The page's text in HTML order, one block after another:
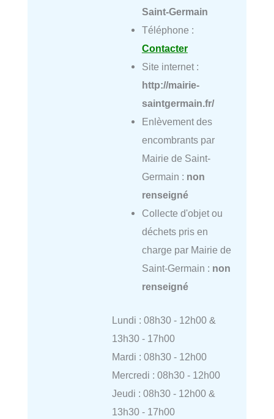
Saint-Germain
Téléphone :
Contacter
Site internet :
http://mairie-
saintgermain.fr/
Enlèvement des
encombrants par
Mairie de Saint-
Germain : non
renseigné
Collecte d'objet ou
déchets pris en
charge par Mairie de
Saint-Germain : non
renseigné
Lundi : 08h30 - 12h00 &
13h30 - 17h00
Mardi : 08h30 - 12h00
Mercredi : 08h30 - 12h00
Jeudi : 08h30 - 12h00 &
13h30 - 17h00